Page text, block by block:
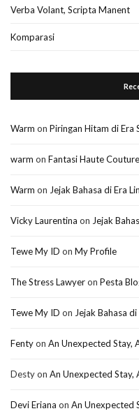
Verba Volant, Scripta Manent
Komparasi
Warm on Piringan Hitam di Era
warm on Fantasi Haute
Warm on Jejak Bahasa di Era
Vicky Laurentina on Jejak
Tewe My ID on My Profile
The Stress Lawyeron Pesta
Tewe My ID on Jejak Bahasa di
Fentyon An Unexpected Stay,
Destyon An Unexpected Stay,
Devi Eriana on An Unexpected